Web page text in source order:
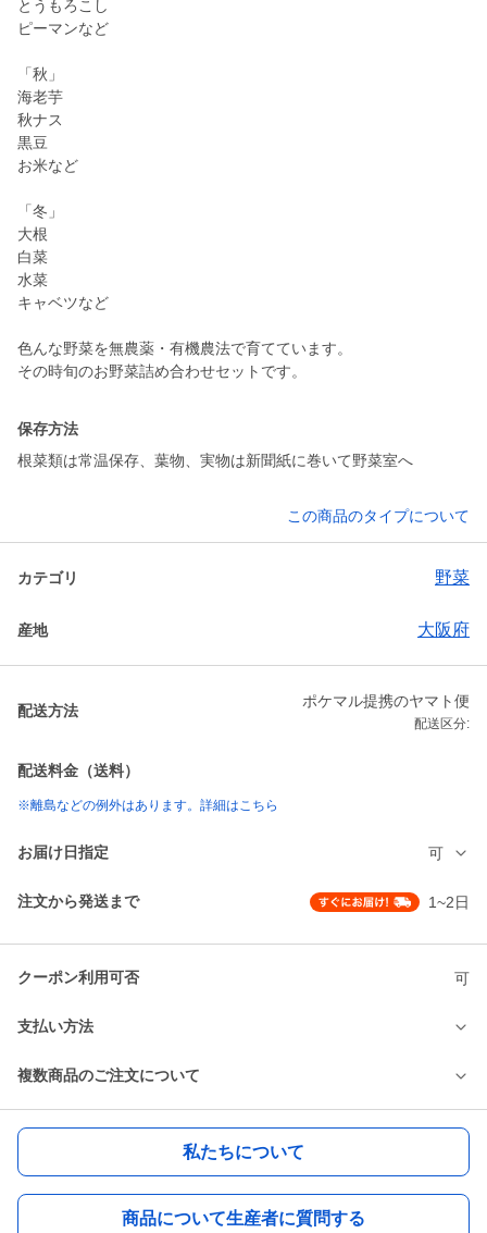
とうもろこし
ピーマンなど
「秋」
海老芋
秋ナス
黒豆
お米など
「冬」
大根
白菜
水菜
キャベツなど
色んな野菜を無農薬・有機農法で育てています。
その時旬のお野菜詰め合わせセットです。
保存方法
根菜類は常温保存、葉物、実物は新聞紙に巻いて野菜室へ
この商品のタイプについて
カテゴリ 野菜
産地 大阪府
配送方法
ポケマル提携のヤマト便
配送区分:
配送料金（送料）
※離島などの例外はあります。詳細はこちら
お届け日指定 可
注文から発送まで 1~2日
クーポン利用可否 可
支払い方法
複数商品のご注文について
私たちについて
商品について生産者に質問する